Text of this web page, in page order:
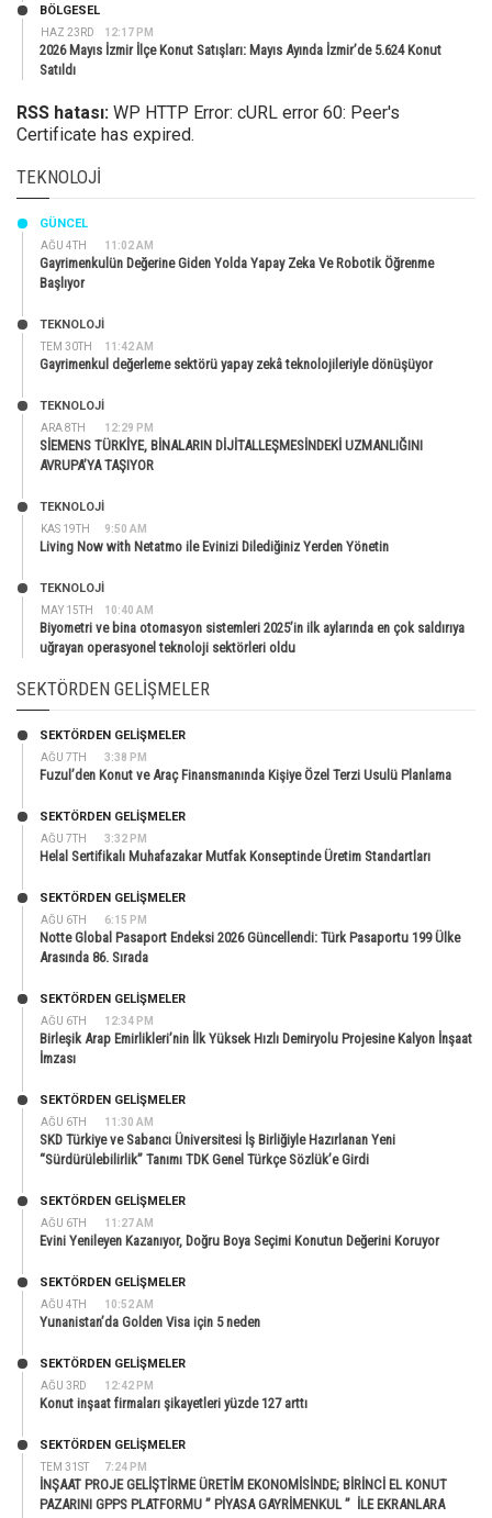
HAZ 23RD 12:17 PM
BÖLGESEL
2026 Mayıs İzmir İlçe Konut Satışları: Mayıs Ayında İzmir’de 5.624 Konut
Satıldı
RSS hatası: WP HTTP Error: cURL error 60: Peer's
Certificate has expired.
TEKNOLOJI
AĞU 4TH 11:02 AM
GÜNCEL
Gayrimenkulün Değerine Giden Yolda Yapay Zeka Ve Robotik Öğrenme
Başlıyor
TEM 30TH 11:42 AM
TEKNOLOJİ
Gayrimenkul değerleme sektörü yapay zekâ teknolojileriyle dönüşüyor
ARA 8TH 12:29 PM
TEKNOLOJİ
SİEMENS TÜRKİYE, BİNALARIN DİJİTALLEŞMESİNDEKİ UZMANLIĞINI
AVRUPA’YA TAŞIYOR
KAS 19TH 9:50 AM
TEKNOLOJİ
Living Now with Netatmo ile Evinizi Dilediğiniz Yerden Yönetin
MAY 15TH 10:40 AM
TEKNOLOJİ
Biyometri ve bina otomasyon sistemleri 2025’in ilk aylarında en çok saldırıya
uğrayan operasyonel teknoloji sektörleri oldu
SEKTÖRDEN GELIŞMELER
AĞU 7TH 3:38 PM
SEKTÖRDEN GELIŞMELER
Fuzul’den Konut ve Araç Finansmanında Kişiye Özel Terzi Usulü Planlama
AĞU 7TH 3:32 PM
SEKTÖRDEN GELIŞMELER
Helal Sertifikalı Muhafazakar Mutfak Konseptinde Üretim Standartları
AĞU 6TH 6:15 PM
SEKTÖRDEN GELIŞMELER
Notte Global Pasaport Endeksi 2026 Güncellendi: Türk Pasaportu 199 Ülke
Arasında 86. Sırada
AĞU 6TH 12:34 PM
SEKTÖRDEN GELIŞMELER
Birleşik Arap Emirlikleri’nin İlk Yüksek Hızlı Demiryolu Projesine Kalyon İnşaat
İmzası
AĞU 6TH 11:30 AM
SEKTÖRDEN GELIŞMELER
SKD Türkiye ve Sabancı Üniversitesi İş Birliğiyle Hazırlanan Yeni
“Sürdürülebilirlik” Tanımı TDK Genel Türkçe Sözlük’e Girdi
AĞU 6TH 11:27 AM
SEKTÖRDEN GELIŞMELER
Evini Yenileyen Kazanıyor, Doğru Boya Seçimi Konutun Değerini Koruyor
AĞU 4TH 10:52 AM
SEKTÖRDEN GELIŞMELER
Yunanistan’da Golden Visa için 5 neden
AĞU 3RD 12:42 PM
SEKTÖRDEN GELIŞMELER
Konut inşaat firmaları şikayetleri yüzde 127 arttı
TEM 31ST 7:24 PM
SEKTÖRDEN GELIŞMELER
İNŞAAT PROJE GELİŞTİRME ÜRETİM EKONOMİSİNDE; BİRİNCİ EL KONUT
PAZARINI GPPS PLATFORMU ” PİYASA GAYRİMENKUL ” İLE EKRANLARA